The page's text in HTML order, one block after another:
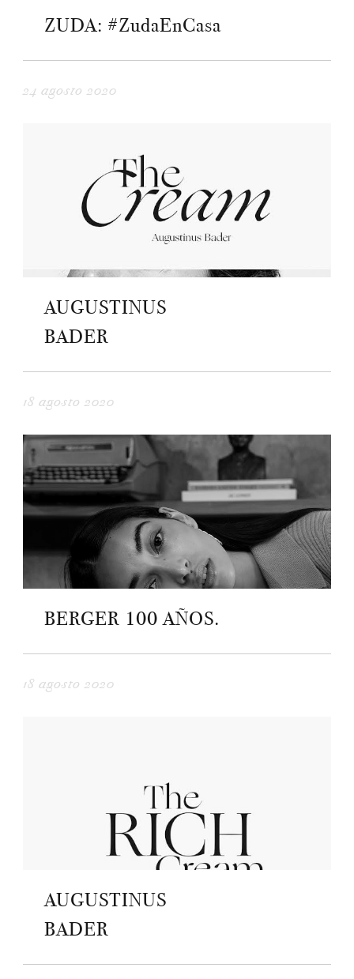
ZUDA: #ZudaEnCasa
24 agosto 2020
AUGUSTINUS
BADER
18 agosto 2020
BERGER 100 AÑOS.
18 agosto 2020
AUGUSTINUS
BADER